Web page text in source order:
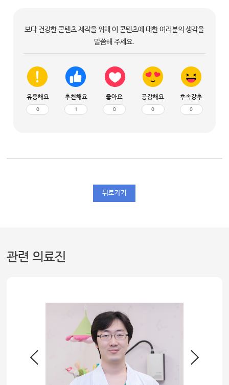
보다 건강한 콘텐츠 제작을 위해 이 콘텐츠에 대한 여러분의 생각을
말씀해 주세요.
유용해요
0
추천해요
1
좋아요
0
공감해요
0
후속강추
0
뒤로가기
관련 의료진